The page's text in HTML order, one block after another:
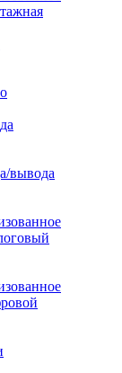
вывода